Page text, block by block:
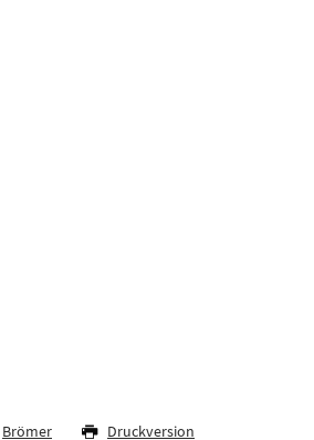
Brömer Druckversion